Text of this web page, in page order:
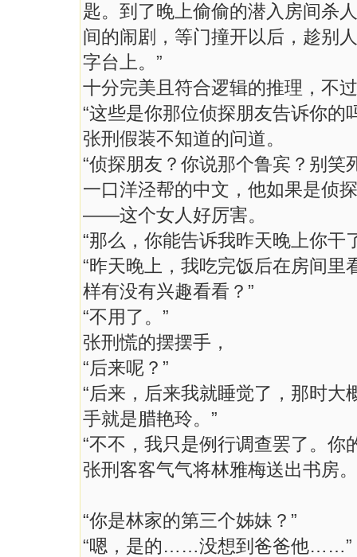
匙。到了晚上偷偷的潜入房间杀
间的闹剧，等门撞开以后，趁别
字台上。”
十分完美且符合逻辑的推理，不
“这些是你那位侦探朋友告诉你的
张刑假装不知道的问道。
“侦探朋友？你说那个鲁宾？别
一口洋泾帮的中文，他如果是侦
——这个女人好厉害。
“那么，你能告诉我昨天晚上你干
“昨天晚上，我吃完饭后在房间
样有没有兴趣看看？”
“不用了。”
张刑慌的摆摆手，
“后来呢？”
“后来，后来我就睡觉了，那时
手就是腊艳玲。”
“不不，我只是例行调查罢了。你
张刑客客气气将林雅梅送出书房。
“你是林家的第三个姊妹？”
“嗯，是的……没想到爸爸他……”